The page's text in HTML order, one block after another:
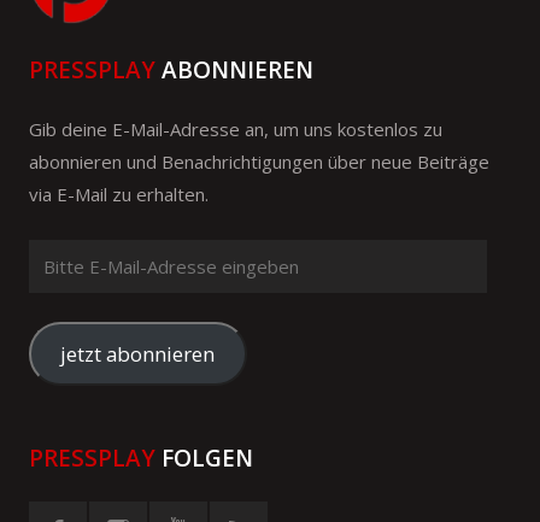
PRESSPLAYABONNIEREN
Gib deine E-Mail-Adresse an, um uns kostenlos zu
abonnieren und Benachrichtigungen über neue Beiträge
via E-Mail zu erhalten.
Mail-
Adresse
eingeben
jetzt abonnieren
PRESSPLAY FOLGEN